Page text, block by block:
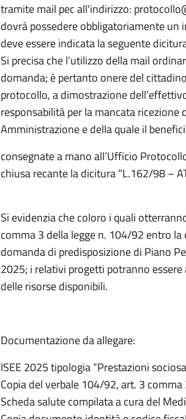
tramite mail pec all'indirizzo:
dovrà possedere obbligatoriamente un
deve essere indicata la seguente
Si precisa che l’utilizzo della mail
domanda; è pertanto onere del
protocollo, a dimostrazione
responsabilità per la mancata
Amministrazione e della quale il
consegnate a mano all’Ufficio
chiusa recante la dicitura “L.162/98 –
Si evidenzia che coloro i quali
comma 3 della legge n. 104/92 entro
domanda di predisposizione di Piano
2025; i relativi progetti potranno
delle risorse disponibili.
Documentazione da allegare:
ISEE 2025 tipologia “Prestazioni
Copia del verbale 104/92, art. 3 comma
Scheda salute compilata a cura del